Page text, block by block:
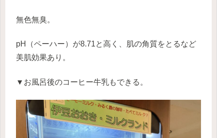
無色無臭。
pH（ペーハー）が8.71と高く、肌の角質をとるなど
美肌効果あり。
▼お風呂後のコーヒー牛乳もできる。